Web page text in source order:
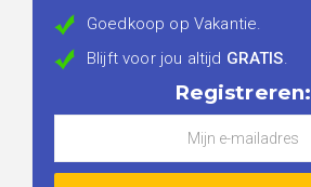
Goedkoop op Vakantie.
Blijft voor jou altijd GRATIS.
Registreren: